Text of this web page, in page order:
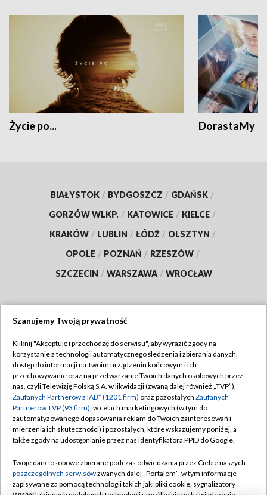
Życie po... DorastaMy
BIAŁYSTOK / BYDGOSZCZ / GDAŃSK /
GORZÓW WLKP. / KATOWICE / KIELCE /
KRAKÓW / LUBLIN / ŁÓDŹ / OLSZTYN /
OPOLE / POZNAŃ / RZESZÓW /
SZCZECIN / WARSZAWA / WROCŁAW
TVP
Abonament TVP
Emisja w TVP
Centrum informacji TVP
Naziemna Telewizja Cyfrowa
Rada Programowa
System NOS
Regulamin TVP
Polityka prywatności
Moje zgody
Pomoc
Kontakt
Szanujemy Twoją prywatność
Kliknij "Akceptuję i przechodzę do serwisu", aby wyrazić zgody na
korzystanie z technologii automatycznego śledzenia i zbierania danych,
dostęp do informacji na Twoim urządzeniu końcowym i ich
przechowywanie oraz na przetwarzanie Twoich danych osobowych przez
nas, czyli Telewizję Polską S.A. w likwidacji (zwaną dalej również „TVP”),
Zaufanych Partnerów z IAB* (1201 firm) oraz pozostałych Zaufanych
Partnerów TVP (93 firm), w celach marketingowych (w tym do
zautomatyzowanego dopasowania reklam do Twoich zainteresowań i
mierzenia ich skuteczności) i pozostałych, które wskazujemy poniżej, a
także zgody na udostępnianie przez nas identyfikatora PPID do Google.
Twoje dane osobowe zbierane podczas odwiedzania przez Ciebie naszych
poszczególnych serwisówzwanych dalej „Portalem”, w tym informacje
zapisywane za pomocą technologii takich jak: pliki cookie, sygnalizatory